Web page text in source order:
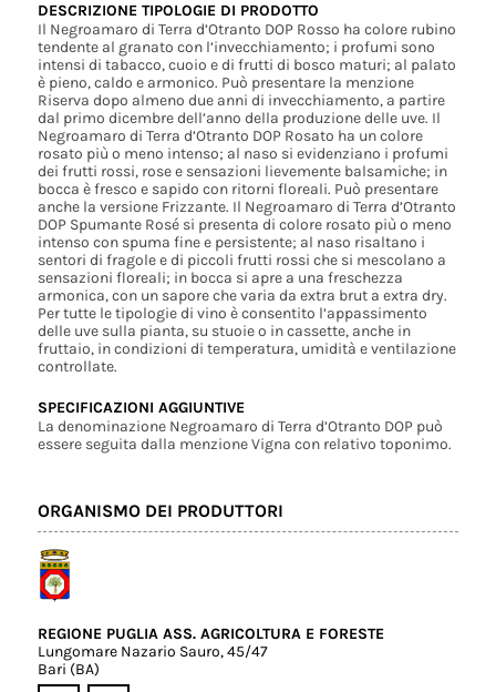
DESCRIZIONE TIPOLOGIE DI PRODOTTO
Il Negroamaro di Terra d’Otranto DOP Rosso ha colore rubino
tendente al granato con l’invecchiamento; i profumi sono
intensi di tabacco, cuoio e di frutti di bosco maturi; al palato
è pieno, caldo e armonico. Può presentare la menzione
Riserva dopo almeno due anni di invecchiamento, a partire
dal primo dicembre dell’anno della produzione delle uve. Il
Negroamaro di Terra d’Otranto DOP Rosato ha un colore
rosato più o meno intenso; al naso si evidenziano i profumi
dei frutti rossi, rose e sensazioni lievemente balsamiche; in
bocca è fresco e sapido con ritorni floreali. Può presentare
anche la versione Frizzante. Il Negroamaro di Terra d’Otranto
DOP Spumante Rosé si presenta di colore rosato più o meno
intenso con spuma fine e persistente; al naso risaltano i
sentori di fragole e di piccoli frutti rossi che si mescolano a
sensazioni floreali; in bocca si apre a una freschezza
armonica, con un sapore che varia da extra brut a extra dry.
Per tutte le tipologie di vino è consentito l’appassimento
delle uve sulla pianta, su stuoie o in cassette, anche in
fruttaio, in condizioni di temperatura, umidità e ventilazione
controllate.
SPECIFICAZIONI AGGIUNTIVE
La denominazione Negroamaro di Terra d’Otranto DOP può
essere seguita dalla menzione Vigna con relativo toponimo.
ORGANISMO DEI PRODUTTORI
REGIONE PUGLIA ASS. AGRICOLTURA E FORESTE
Lungomare Nazario Sauro, 45/47
Bari (BA)